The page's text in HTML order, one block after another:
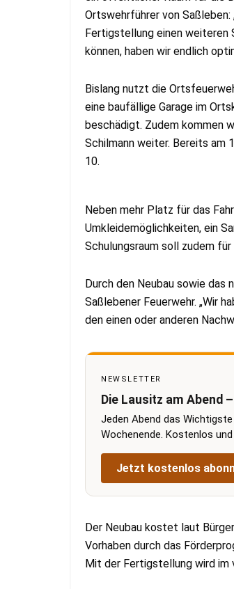
Ortswehrführer von
Fertigstellung einen weiteren
können, haben wir endlich
Bislang nutzt die
eine baufällige Garage im
beschädigt. Zudem kommen
Schilmann weiter. Bereits am
10.
Neben mehr Platz für das
Umkleidemöglichkeiten, ein
Schulungsraum soll zudem
Durch den Neubau sowie
Saßlebener Feuerwehr. „Wir
den einen oder anderen
NEWSLETTER
Die Lausitz am Abend
Jeden Abend das
Wochenende. Kostenlos
Jetzt kostenlos
Der Neubau kostet laut
Vorhaben durch das
Mit der Fertigstellung wird im